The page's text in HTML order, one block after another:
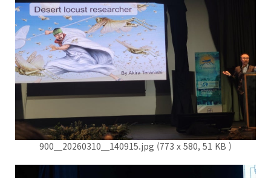
900＿20260310＿140915.jpg (773 x 580, 51 KB )